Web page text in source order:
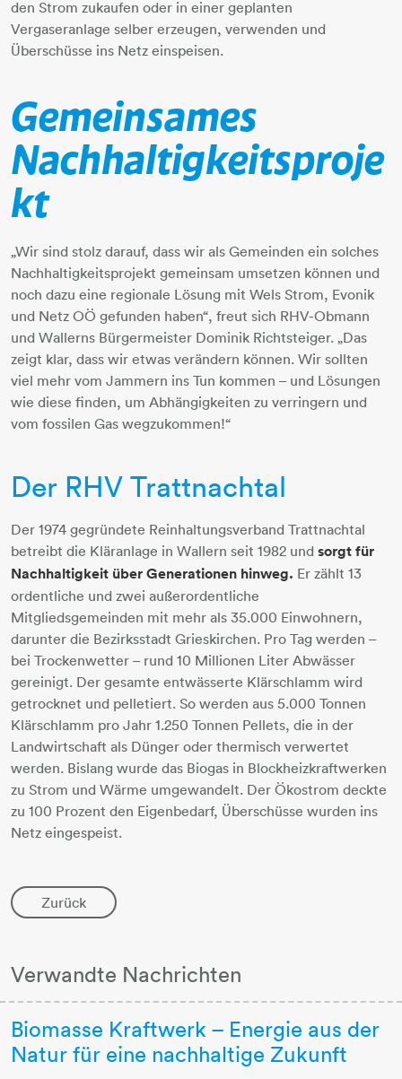
den Strom zukaufen oder in einer geplanten
Vergaseranlage selber erzeugen, verwenden und
Überschüsse ins Netz einspeisen.
Gemeinsames
Nachhaltigkeitsproje
kt
„Wir sind stolz darauf, dass wir als Gemeinden ein solches
Nachhaltigkeitsprojekt gemeinsam umsetzen können und
noch dazu eine regionale Lösung mit Wels Strom, Evonik
und Netz OÖ gefunden haben“, freut sich RHV-Obmann
und Wallerns Bürgermeister Dominik Richtsteiger. „Das
zeigt klar, dass wir etwas verändern können. Wir sollten
viel mehr vom Jammern ins Tun kommen – und Lösungen
wie diese finden, um Abhängigkeiten zu verringern und
vom fossilen Gas wegzukommen!“
Der RHV Trattnachtal
Der 1974 gegründete Reinhaltungsverband Trattnachtal
betreibt die Kläranlage in Wallern seit 1982 und sorgt für
Nachhaltigkeit über Generationen hinweg. Er zählt 13
ordentliche und zwei außerordentliche
Mitgliedsgemeinden mit mehr als 35.000 Einwohnern,
darunter die Bezirksstadt Grieskirchen. Pro Tag werden –
bei Trockenwetter – rund 10 Millionen Liter Abwässer
gereinigt. Der gesamte entwässerte Klärschlamm wird
getrocknet und pelletiert. So werden aus 5.000 Tonnen
Klärschlamm pro Jahr 1.250 Tonnen Pellets, die in der
Landwirtschaft als Dünger oder thermisch verwertet
werden. Bislang wurde das Biogas in Blockheizkraftwerken
zu Strom und Wärme umgewandelt. Der Ökostrom deckte
zu 100 Prozent den Eigenbedarf, Überschüsse wurden ins
Netz eingespeist.
Zurück
Verwandte Nachrichten
Biomasse Kraftwerk – Energie aus der
Natur für eine nachhaltige Zukunft